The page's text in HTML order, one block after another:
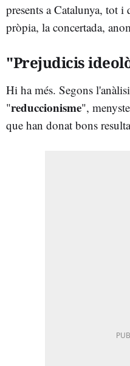
presents a Catalunya, tot
pròpia, la concertada,
"Prejudicis
Hi ha més. Segons
"reduccionisme",
que han donat bons